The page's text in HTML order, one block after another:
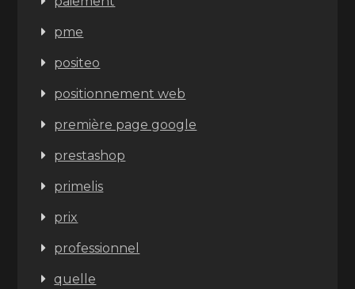
pme
positeo
positionnement web
première page google
prestashop
primelis
prix
professionnel
quelle